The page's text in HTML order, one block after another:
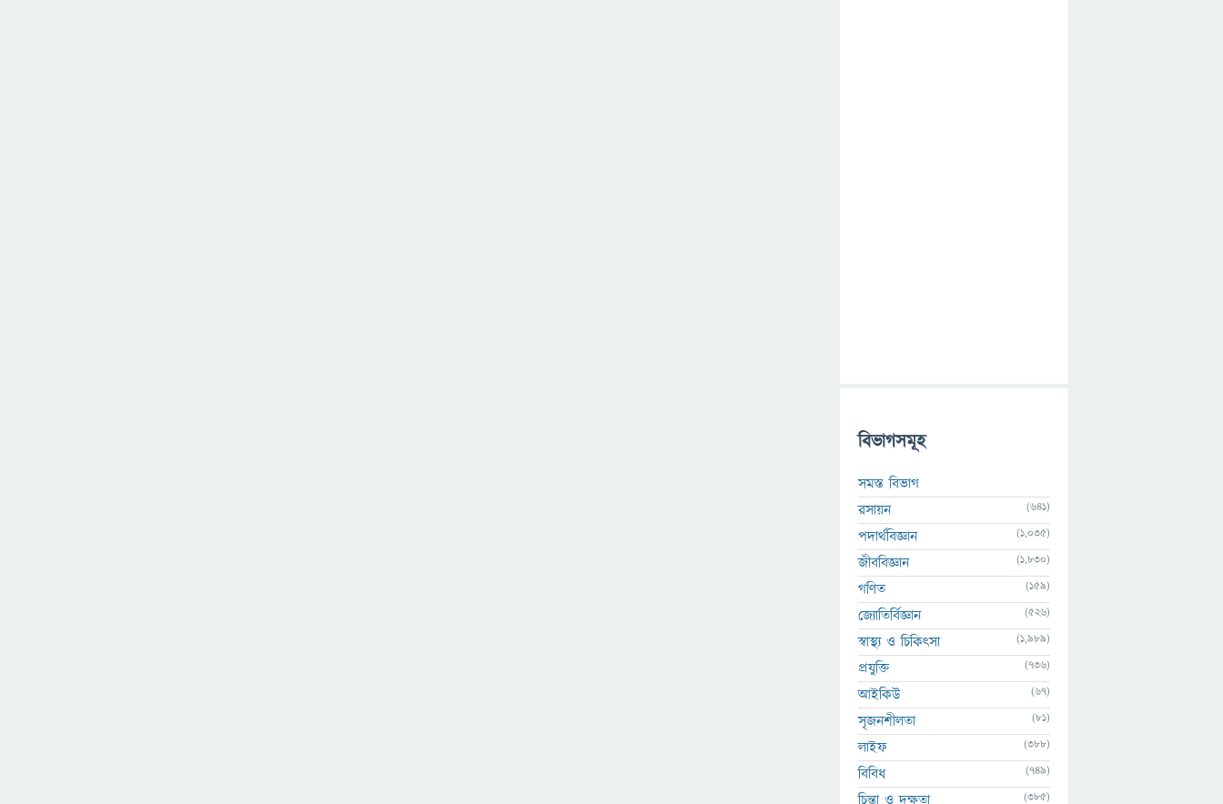
বিভাগসমূহ
সমস্ত বিভাগ
রসায়ন
(641)
পদার্থবিজ্ঞান (1,035)
জীববিজ্ঞান (1,830)
গণিত (159)
জ্যোতির্বিজ্ঞান (526)
স্বাস্থ্য ও চিকিৎসা (1,989)
প্রযুক্তি (736)
আইকিউ (67)
সৃজনশীলতা (81)
লাইফ (388)
বিবিধ (749)
চিন্তা ও দক্ষতা (385)